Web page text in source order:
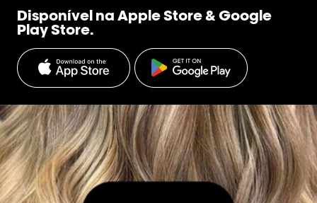
Disponível na Apple Store & Google
Play Store.